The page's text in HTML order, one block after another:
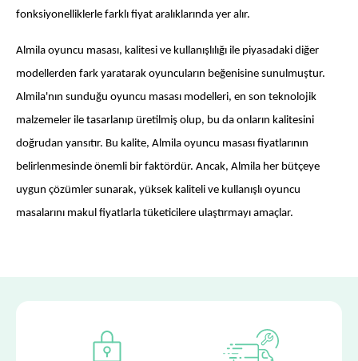
fonksiyonelliklerle farklı fiyat aralıklarında yer alır.
Almila oyuncu masası, kalitesi ve kullanışlılığı ile piyasadaki diğer
modellerden fark yaratarak oyuncuların beğenisine sunulmuştur.
Almila'nın sunduğu oyuncu masası modelleri, en son teknolojik
malzemeler ile tasarlanıp üretilmiş olup, bu da onların kalitesini
doğrudan yansıtır. Bu kalite, Almila oyuncu masası fiyatlarının
belirlenmesinde önemli bir faktördür. Ancak, Almila her bütçeye
uygun çözümler sunarak, yüksek kaliteli ve kullanışlı oyuncu
masalarını makul fiyatlarla tüketicilere ulaştırmayı amaçlar.